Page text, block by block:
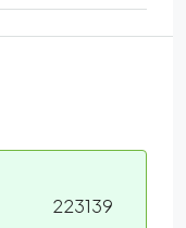
223139